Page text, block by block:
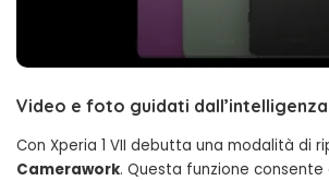
Video e foto guidati
Con Xperia 1 VII debutta una modalità di
Camerawork. Questa funzione